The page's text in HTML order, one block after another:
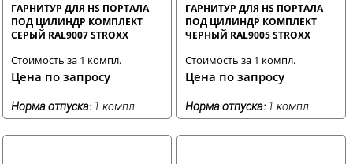
ГАРНИТУР ДЛЯ HS ПОРТАЛА
ПОД ЦИЛИНДР КОМПЛЕКТ
СЕРЫЙ RAL9007 STROXX
Стоимость за 1 компл.
Цена по запросу
Норма отпуска: 1 компл
ГАРНИТУР ДЛЯ HS ПОРТАЛА
ПОД ЦИЛИНДР КОМПЛЕКТ
ЧЕРНЫЙ RAL9005 STROXX
Стоимость за 1 компл.
Цена по запросу
Норма отпуска: 1 компл